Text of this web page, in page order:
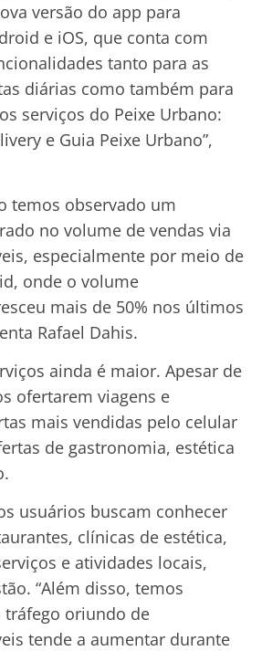
versão do app para
e iOS, que conta com
tanto para as
diárias como também para
serviços do Peixe Urbano:
e Guia Peixe Urbano”,
temos observado um
no volume de vendas via
especialmente por meio de
onde o volume
mais de 50% nos últimos
Rafael Dahis.
ainda é maior. Apesar de
ofertarem viagens e
mais vendidas pelo celular
de gastronomia, estética
usuários buscam conhecer
clínicas de estética,
e atividades locais,
“Além disso, temos
tráfego oriundo de
tende a aumentar durante